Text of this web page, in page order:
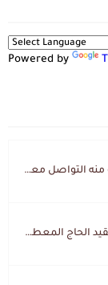
Powered by
لمن له معلومات حول حسان فرج المرجو منه التواصل معي لقد اختفى تماما و كانت لي به علاقة تواصل خاصة
وأنا حفيد الحاجة زهرة بنت بن داوود ولد القيد الحاج المعطي المزمزي . ولا نمتلك من إرثه شيئا .